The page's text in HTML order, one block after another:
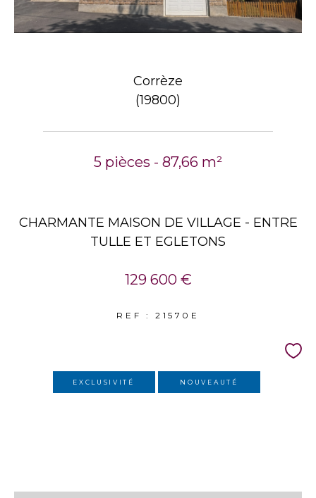
Corrèze
(19800)
5 pièces - 87,66 m²
CHARMANTE MAISON DE VILLAGE - ENTRE
TULLE ET EGLETONS
129 600 €
REF : 21570E
EXCLUSIVITÉ NOUVEAUTÉ